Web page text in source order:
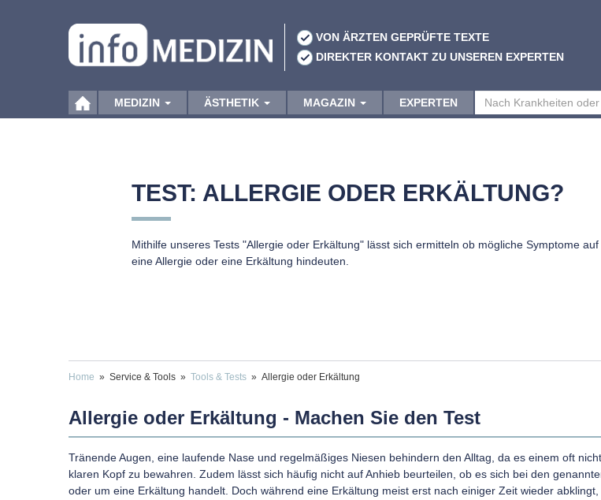
VON ÄRZTEN GEPRÜFTE TEXTE
DIREKTER KONTAKT ZU UNSEREN EXPERTEN
MEDIZIN ÄSTHETIK MAGAZIN EXPERTEN
TEST: ALLERGIE ODER ERKÄLTUNG?
Mithilfe unseres Tests "Allergie oder Erkältung" lässt sich ermitteln ob mögliche Symptome auf
eine Allergie oder eine Erkältung hindeuten.
Home » Service & Tools » Tools & Tests » Allergie oder Erkältung
Allergie oder Erkältung - Machen Sie den Test
Tränende Augen, eine laufende Nase und regelmäßiges Niesen behindern den Alltag, da es einem oft
klaren Kopf zu bewahren. Zudem lässt sich häufig nicht auf Anhieb beurteilen, ob es sich bei den
oder um eine Erkältung handelt. Doch während eine Erkältung meist erst nach einiger Zeit wieder